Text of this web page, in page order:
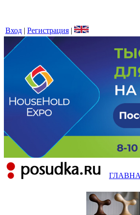
Вход | Регистрация |